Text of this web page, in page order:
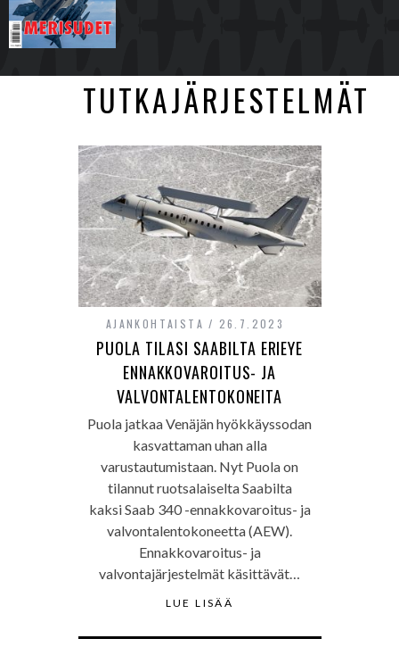
TUTKAJÄRJESTELMÄT
AJANKOHTAISTA 26.7.2023
PUOLA TILASI SAABILTA ERIEYE
ENNAKKOVAROITUS- JA
VALVONTALENTOKONEITA
Puola jatkaa Venäjän hyökkäyssodan
kasvattaman uhan alla
varustautumistaan. Nyt Puola on
tilannut ruotsalaiselta Saabilta
kaksi Saab 340 -ennakkovaroitus- ja
valvontalentokoneetta (AEW).
Ennakkovaroitus- ja
valvontajärjestelmät käsittävät…
LUE LISÄÄ